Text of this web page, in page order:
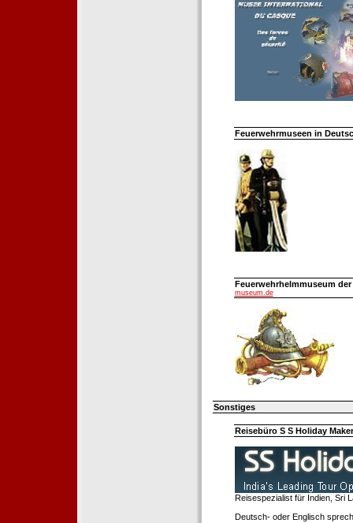
Feuerwehrmuseen in
Feuerwehrhelmmuseum
museum.de
Sonstiges
Reisebüro S S Holiday
Reisespezialist für Indien, Sri
Deutsch- oder Englisch